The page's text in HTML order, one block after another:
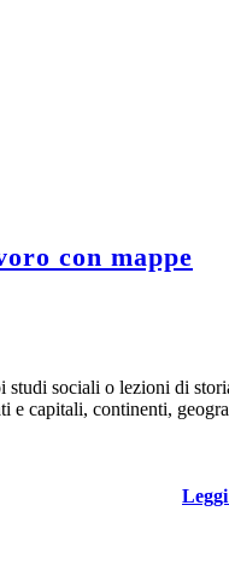
con mappe
sociali o lezioni di
e capitali, continenti,